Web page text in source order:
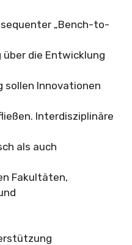
„Bench-to-
die Entwicklung
sollen Innovationen
Interdisziplinäre
als auch
Fakultäten,